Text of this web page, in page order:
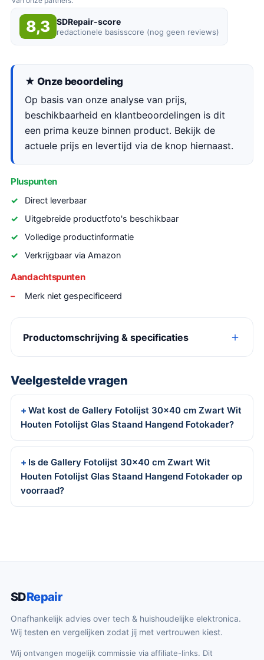
8,3 SDRepair-score
redactionele basisscore (nog geen reviews)
★ Onze beoordeling
Op basis van onze analyse van prijs,
beschikbaarheid en klantbeoordelingen is dit
een prima keuze binnen product. Bekijk de
actuele prijs en levertijd via de knop hiernaast.
Pluspunten
Direct leverbaar
Uitgebreide productfoto's beschikbaar
Volledige productinformatie
Verkrijgbaar via Amazon
Aandachtspunten
Merk niet gespecificeerd
Productomschrijving & specificaties
Veelgestelde vragen
Wat kost de Gallery Fotolijst 30×40 cm Zwart Wit
Houten Fotolijst Glas Staand Hangend Fotokader?
Is de Gallery Fotolijst 30×40 cm Zwart Wit
Houten Fotolijst Glas Staand Hangend Fotokader op
voorraad?
SDRepair
Onafhankelijk advies over tech & huishoudelijke elektronica.
Wij testen en vergelijken zodat jij met vertrouwen kiest.
Wij ontvangen mogelijk commissie via affiliate-links. Dit